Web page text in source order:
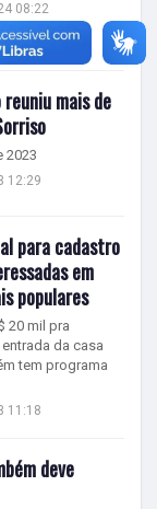
08:22
mais de
2023
12:29
para cadastro
em
populares
20 mil pra
da casa
tem programa
11:18
deve